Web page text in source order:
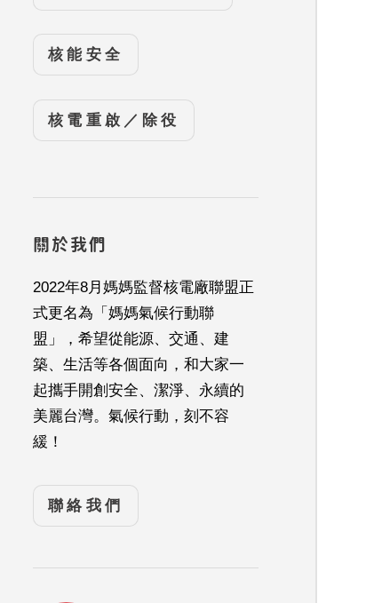
核能安全
核電重啟／除役
關於我們
2022年8月媽媽監督核電廠聯盟正
式更名為「媽媽氣候行動聯
盟」，希望從能源、交通、建
築、生活等各個面向，和大家一
起攜手開創安全、潔淨、永續的
美麗台灣。氣候行動，刻不容
緩！
聯絡我們